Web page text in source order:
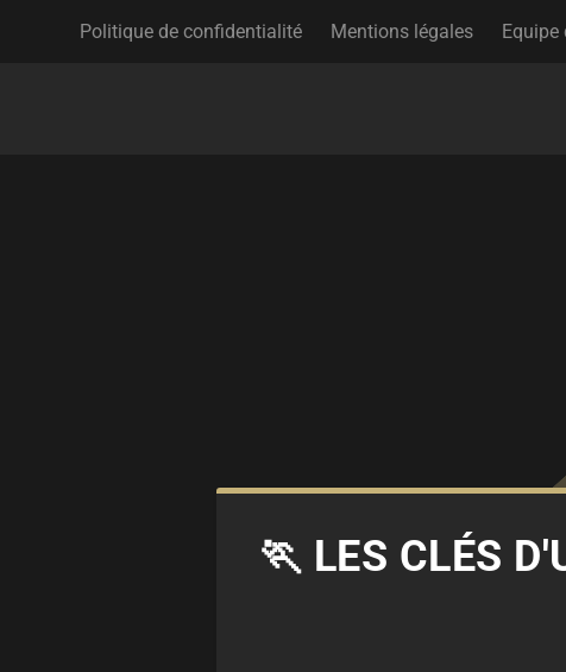
Politique de confidentialité Mentions légales Equipe
🏃 LES CLÉS